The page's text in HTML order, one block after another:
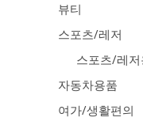
뷰티
스포츠/레저
스포츠/레저
자동차용품
여가/생활편의